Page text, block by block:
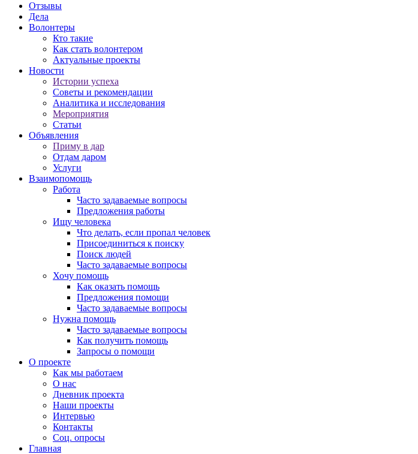
Отзывы
Дела
Волонтеры
Кто такие
Как стать волонтером
Актуальные проекты
Новости
Истории успеха
Советы и рекомендации
Аналитика и исследования
Мероприятия
Статьи
Объявления
Приму в дар
Отдам даром
Услуги
Взаимопомощь
Работа
Часто задаваемые вопросы
Предложения работы
Ищу человека
Что делать, если пропал человек
Присоединиться к поиску
Поиск людей
Часто задаваемые вопросы
Хочу помощь
Как оказать помощь
Предложения помощи
Часто задаваемые вопросы
Нужна помощь
Часто задаваемые вопросы
Как получить помощь
Запросы о помощи
О проекте
Как мы работаем
О нас
Дневник проекта
Наши проекты
Интервью
Контакты
Соц. опросы
Главная